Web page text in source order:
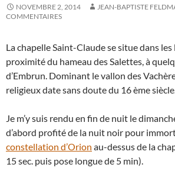
NOVEMBRE 2, 2014 JEAN-BAPTISTE
COMMENTAIRES
La chapelle Saint-Claude se situe dans
proximité du hameau des Salettes, à
d’Embrun. Dominant le vallon des
religieux date sans doute du 16 ème
Je m’y suis rendu en fin de nuit le
d’abord profité de la nuit noir pour
constellation d’Orion au-dessus de la
15 sec. puis pose longue de 5 min).